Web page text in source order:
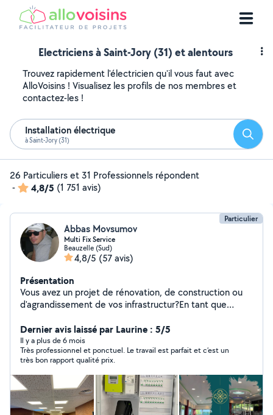
Electriciens à Saint-Jory (31) et alentours
Trouvez rapidement l'électricien qu'il vous faut avec
AlloVoisins ! Visualisez les profils de nos membres et
contactez-les !
Installation électrique
à Saint-Jory (31)
26 Particuliers et 31 Professionnels répondent
-
4,8/5 (1 751 avis)
Particulier
Abbas Movsumov
Multi Fix Service
Beauzelle (Sud)
4,8/5 (57 avis)
Présentation
Vous avez un projet de rénovation, de construction ou
d'agrandissement de vos infrastructur?En tant que
propose une gamme complète de services sur mesure,
incluant l'installation, la maintenance et le dépannage
d'équipements électriques.Fort d'une expérience
avérée et de références disponibles, je m'engage à
fournir des prestations de qualité, conformes aux
normes en vigueur et à des prix compétitifs. Spécialisé
dans les installations électriques courants forts et
Dernier avis laissé par Laurine : 5/5
Il y a plus de 6 mois
Très professionnel et ponctuel. Le travail est parfait et c’est un
très bon rapport qualité prix.